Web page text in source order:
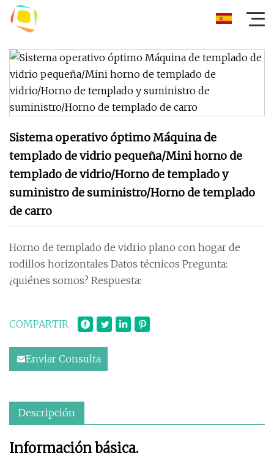
Sistema operativo óptimo Máquina de
templado de vidrio pequeña/Mini horno de
templado de vidrio/Horno de templado y
suministro de suministro/Horno de templado
de carro
Horno de templado de vidrio plano con hogar de
rodillos horizontales Datos técnicos Pregunta:
¿quiénes somos? Respuesta:
COMPARTIR
Enviar Consulta
Descripción
Información básica.